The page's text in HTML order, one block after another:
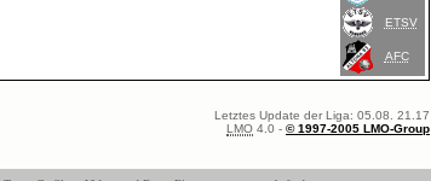
ETSV
AFC
Letztes Update der Liga: 05.08. 21.17
LMO 4.0 - © 1997-2005 LMO-Group